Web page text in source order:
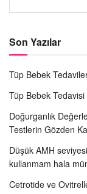
Son Yazılar
Tüp Bebek
Tüp Bebek
Doğurganlık
Testlerin Gözden
Düşük AMH
kullanmam hala
Cetrotide ve